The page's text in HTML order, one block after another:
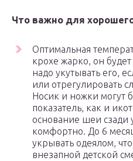
Что важно для
Оптимальная
крохе жарко, он
надо укутывать его,
или отрегулировать
Носик и ножки могут
показатель, как и
основание шеи сзади
комфортно. До 6
укрывать одеялом,
внезапной детской